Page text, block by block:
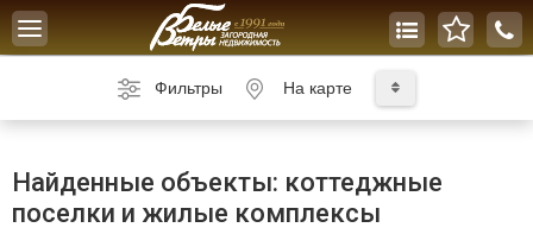
Toggle
navigation
Фильтры На карте
Найденные объекты: коттеджные
поселки и жилые комплексы